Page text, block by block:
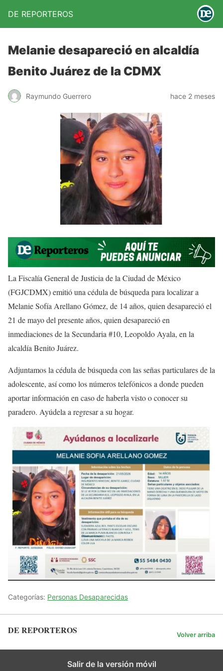
DE REPORTEROS
Melanie desapareció en alcaldía
Benito Juárez de la CDMX
Raymundo Guerrero hace 2 meses
La Fiscalía General de Justicia de la Ciudad de México
(FGJCDMX) emitió una cédula de búsqueda para localizar a
Melanie Sofía Arellano Gómez, de 14 años, quien desapareció el
21 de mayo del presente años, quien desapareció en
inmediaciones de la Secundaria #10, Leopoldo Ayala, en la
alcaldía Benito Juárez.
Adjuntamos la cédula de búsqueda con las señas particulares de la
adolescente, así como los números telefónicos a donde pueden
aportar información en caso de haberla visto o conocer su
paradero. Ayúdela a regresar a su hogar.
Categorías: Personas Desaparecidas
DE REPORTEROS Volver arriba
Salir de la versión móvil